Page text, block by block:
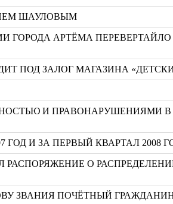
ШАУЛОВЫМ
ГОРОДА АРТЁМА
ПОД ЗАЛОГ МАГАЗИНА
И ПРАВОНАРУШЕНИЯМИ
И ЗА ПЕРВЫЙ КВАРТАЛ 2008
РАСПОРЯЖЕНИЕ О
ЗВАНИЯ ПОЧЁТНЫЙ